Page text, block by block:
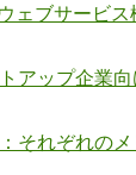
ェブサービ
アップ企業
それぞれの